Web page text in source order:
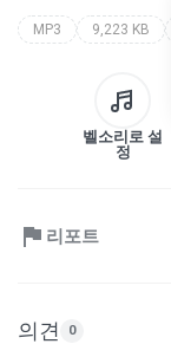
MP3 9,223 KB
벨소리로 설
정
리포트
의견 0